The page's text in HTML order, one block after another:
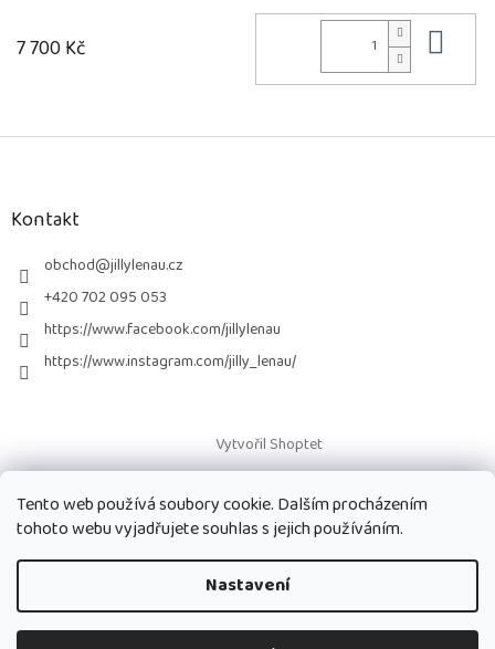
Tento web používá soubory cookie. Dalším procházením
tohoto webu vyjadřujete souhlas s jejich používáním.
Nastavení
7 700 Kč
Z
Kontakt
obchod@jillylenau.cz
+420 702 095 053
https://www.facebook.com/jillylenau
https://www.instagram.com/jilly_lenau/
Vytvořil Shoptet
Copyright 2026Paruky Jilly Lenau s.r.o.. Všechna práva vyhrazena.